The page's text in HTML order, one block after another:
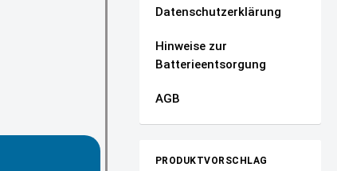
Datenschutzerklärung
Hinweise zur
Batterieentsorgung
AGB
PRODUKTVORSCHLAG